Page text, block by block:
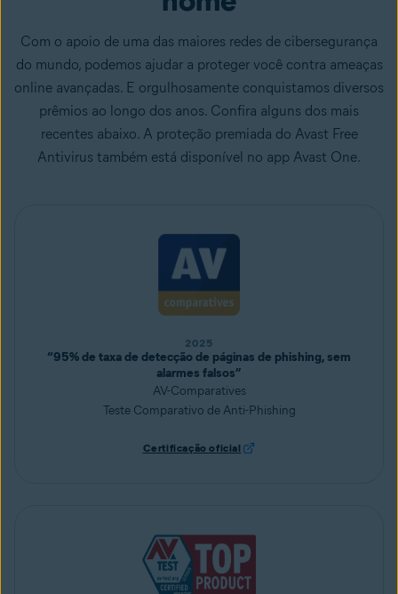
Com o apoio de uma das maiores redes de cibersegurança
do mundo, podemos ajudar a proteger você contra ameaças
online avançadas. E orgulhosamente conquistamos diversos
prêmios ao longo dos anos. Confira alguns dos mais
recentes abaixo. A proteção premiada do Avast Free
Antivirus também está disponível no app Avast One.
2025
“95% de taxa de detecção de páginas de phishing, sem
alarmes falsos”
AV-Comparatives
Teste Comparativo de Anti-Phishing
Certificação oficial